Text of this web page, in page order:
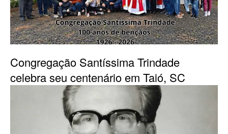
Congregação Santíssima Trindade
celebra seu centenário em Taió, SC